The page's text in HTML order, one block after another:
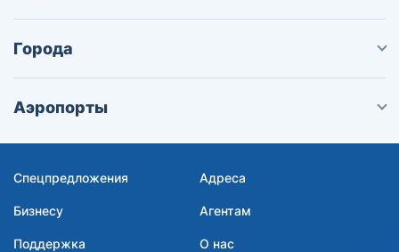
Города
Аэропорты
Спецпредложения Адреса
Бизнесу Агентам
Поддержка О нас